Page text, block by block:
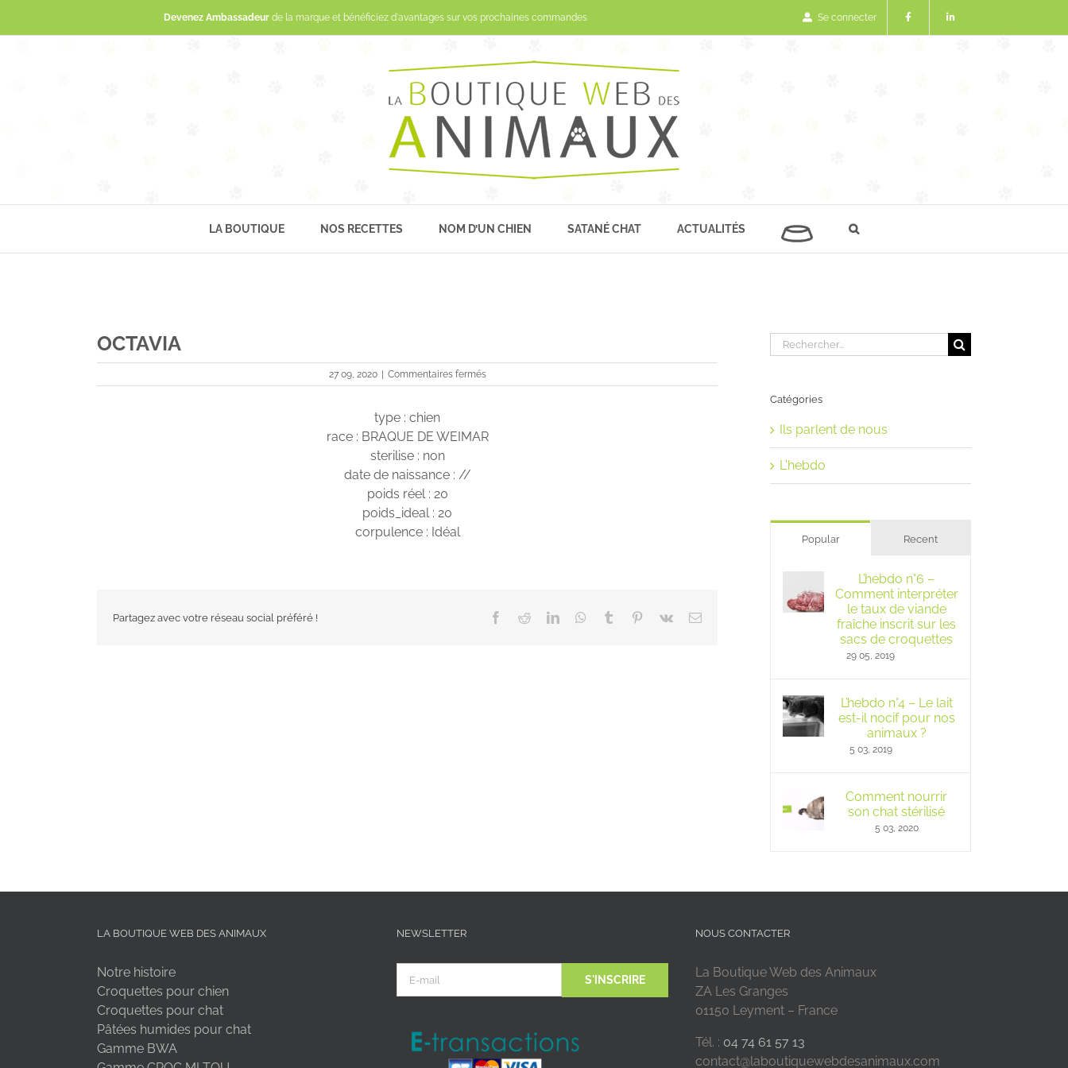
Devenez Ambassadeurde la marque et bénéficiez d'avantages sur vos prochaines commandes Se connecter
LA BOUTIQUE NOS RECETTES NOM D’UN CHIEN SATANÉ CHAT ACTUALITÉS
OCTAVIA
27 09, 2020 Commentaires ferméssur
OCTAVIA
type : chien
race : BRAQUE DE WEIMAR
sterilise : non
date de naissance : //
poids réel : 20
poids_ideal : 20
corpulence : Idéal
Partagez avec votre réseau social préféré ! Facebook
RedditLinkedInWhatsApp
Tumblr Pinterest
Vk Email
Rechercher:
Catégories
Ils parlent de nous
L'hebdo
Popular Recent
L’hebdo n°6 –
Comment interpréter
le taux de viande
fraîche inscrit sur les
sacs de croquettes
29 05, 2019
L’hebdo n°4 – Le lait
est-il nocif pour nos
animaux ?
5 03, 2019
Comment nourrir
son chat stérilisé
5 03, 2020
LA BOUTIQUE WEB DES ANIMAUX
Notre histoire
Croquettes pour chien
Croquettes pour chat
Pâtées humides pour chat
Gamme BWA
NEWSLETTER NOUS CONTACTER
La Boutique Web des Animaux
ZA Les Granges
01150 Leyment – France
Tél. : 04 74 61 57 13
contact@laboutiquewebdesanimaux.com